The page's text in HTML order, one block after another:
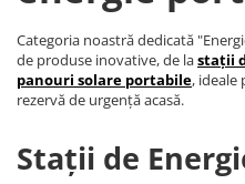
Categoria noastră dedicată
de produse inovative, de lastații
panouri solare portabile, ideale
rezervă de urgență acasă.
Stații de